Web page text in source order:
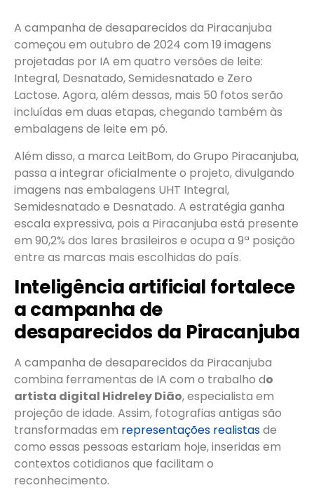
A campanha de desaparecidos da Piracanjuba
começou em outubro de 2024 com 19 imagens
projetadas por IA em quatro versões de leite:
Integral, Desnatado, Semidesnatado e Zero
Lactose. Agora, além dessas, mais 50 fotos serão
incluídas em duas etapas, chegando também às
embalagens de leite em pó.
Além disso, a marca LeitBom, do Grupo Piracanjuba,
passa a integrar oficialmente o projeto, divulgando
imagens nas embalagens UHT Integral,
Semidesnatado e Desnatado. A estratégia ganha
escala expressiva, pois a Piracanjuba está presente
em 90,2% dos lares brasileiros e ocupa a 9ª posição
entre as marcas mais escolhidas do país.
Inteligência artificial fortalece
a campanha de
desaparecidos da Piracanjuba
A campanha de desaparecidos da Piracanjuba
combina ferramentas de IA com o trabalho do
artista digital Hidreley Dião, especialista em
projeção de idade. Assim, fotografias antigas são
transformadas em representações realistasde
como essas pessoas estariam hoje, inseridas em
contextos cotidianos que facilitam o
reconhecimento.